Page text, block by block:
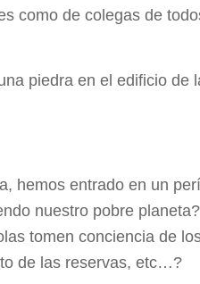
como de colegas de
piedra en el edificio de
hemos entrado en un
nuestro pobre
tomen conciencia de
de las reservas, etc…?